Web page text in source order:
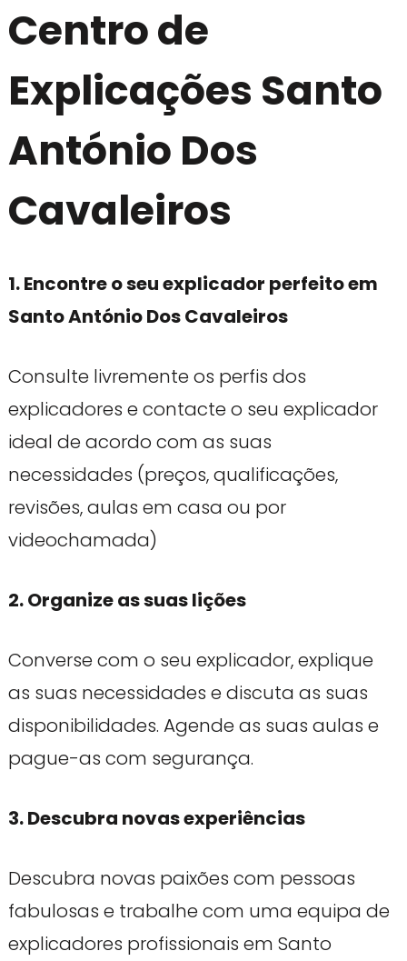
Centro de
Explicações Santo
António Dos
Cavaleiros
1. Encontre o seu explicador perfeito em
Santo António Dos Cavaleiros
Consulte livremente os perfis dos
explicadores e contacte o seu explicador
ideal de acordo com as suas
necessidades (preços, qualificações,
revisões, aulas em casa ou por
videochamada)
2. Organize as suas lições
Converse com o seu explicador, explique
as suas necessidades e discuta as suas
disponibilidades. Agende as suas aulas e
pague-as com segurança.
3. Descubra novas experiências
Descubra novas paixões com pessoas
fabulosas e trabalhe com uma equipa de
explicadores profissionais em Santo